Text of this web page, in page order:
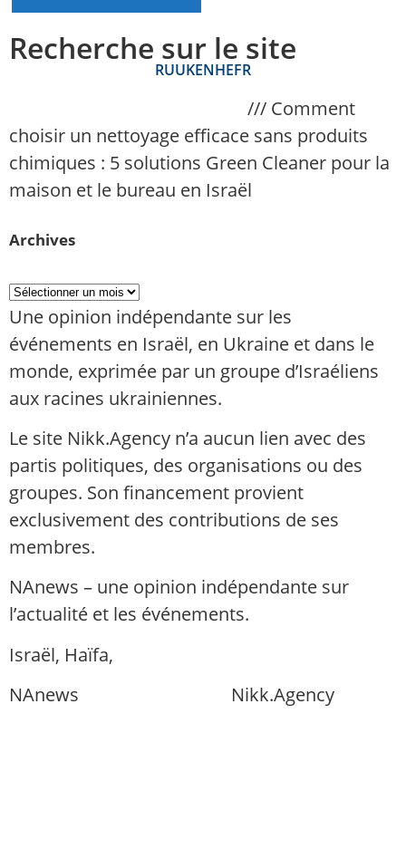
Recherche sur le site
RUUKENHEFR
/// Comment
choisir un nettoyage efficace sans produits
chimiques : 5 solutions Green Cleaner pour la
maison et le bureau en Israël
Archives
Une opinion indépendante sur les
événements en Israël, en Ukraine et dans le
monde, exprimée par un groupe d’Israéliens
aux racines ukrainiennes.
Le site Nikk.Agency n’a aucun lien avec des
partis politiques, des organisations ou des
groupes. Son financement provient
exclusivement des contributions de ses
membres.
NAnews – une opinion indépendante sur
l’actualité et les événements.
Israël, Haïfa,
NAnews
Nikk.Agency